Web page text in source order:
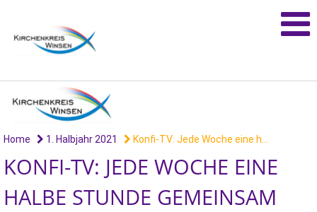
Home 1. Halbjahr 2021 Konfi-TV: Jede Woche eine h...
KONFI-TV: JEDE WOCHE EINE
HALBE STUNDE GEMEINSAM